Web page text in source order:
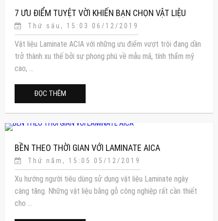
7 ƯU ĐIỂM TUYỆT VỜI KHIẾN BẠN CHỌN VẬT LIỆU
LAMINATE AICA
Thứ sáu, 15:03 06/12/2019
Vật liệu Laminate ACIA với những ưu điểm vượt trội đang dần
trở thành xu thế bởi sự phong phú về mẫu mã, tính thẩm mỹ
cao, ...
ĐỌC THÊM
BỀN THEO THỜI GIAN VỚI LAMINATE AICA
Thứ năm, 15:05 05/12/2019
Xu hướng người tiêu dùng sử dụng vật liệu Laminate ngày
càng tăng. Những vật liệu bằng gỗ công nghiệp rất cần thiết
cho ...